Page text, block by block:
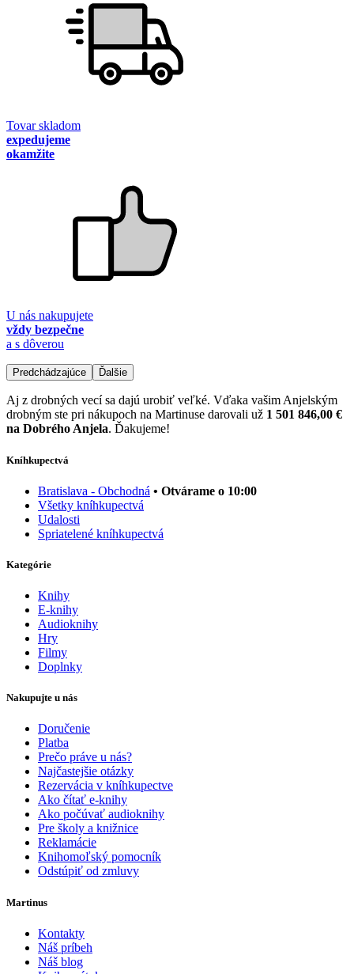
Tovar skladom
expedujeme
okamžite
U nás nakupujete
vždy bezpečne
a s dôverou
Predchádzajúce Ďalšie
Aj z drobných vecí sa dajú urobiť veľké. Vďaka vašim Anjelským
drobným ste pri nákupoch na Martinuse darovali už 1 501 846,00 €
na Dobrého Anjela. Ďakujeme!
Kníhkupectvá
Bratislava - Obchodná • Otvárame o 10:00
Všetky kníhkupectvá
Udalosti
Spriatelené kníhkupectvá
Kategórie
Knihy
E-knihy
Audioknihy
Hry
Filmy
Doplnky
Nakupujte u nás
Doručenie
Platba
Prečo práve u nás?
Najčastejšie otázky
Rezervácia v kníhkupectve
Ako čítať e-knihy
Ako počúvať audioknihy
Pre školy a knižnice
Reklamácie
Knihomoľský pomocník
Odstúpiť od zmluvy
Martinus
Kontakty
Náš príbeh
Náš blog